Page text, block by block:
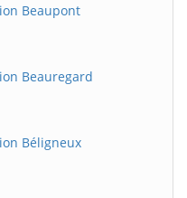
Beaupont
Beauregard
Béligneux